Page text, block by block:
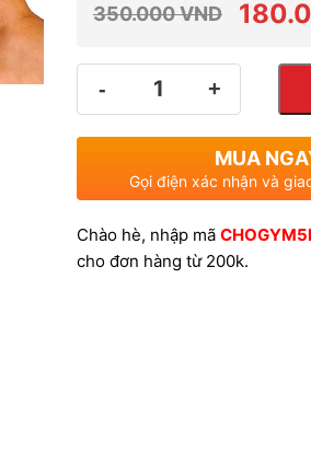
dựa trên
đánh giá
350.000VND
gốc
350.000 VND.
hiện
là:
MUA
Gọi điện xác nhận và
Chào hè, nhập mã
cho đơn hàng từ 200k.